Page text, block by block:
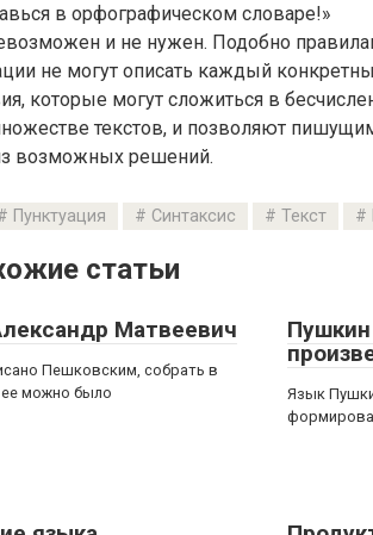
в орфографическом словаре!»
и не нужен. Подобно
не могут описать каждый
которые могут сложиться в
текстов, и позволяют
возможных решений.
Пунктуация Синтаксис Текст
статьи
Матвеевич
Пешковским, собрать в
можно было
Язык